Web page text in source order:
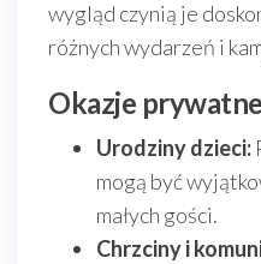
wygląd czynią je
różnych wydarzeń i
Okazje prywatne
Urodziny dzieci:
mogą być
małych gości.
Chrzciny i